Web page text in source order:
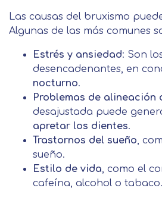
Las causas del bruxismo
Algunas de las más comunes
Estrés y ansiedad: Son
desencadenantes, en
nocturno.
Problemas de alineación
desajustada puede
apretar los dientes.
Trastornos del sueño,
sueño.
Estilo de vida, como el
cafeína, alcohol o tabaco.